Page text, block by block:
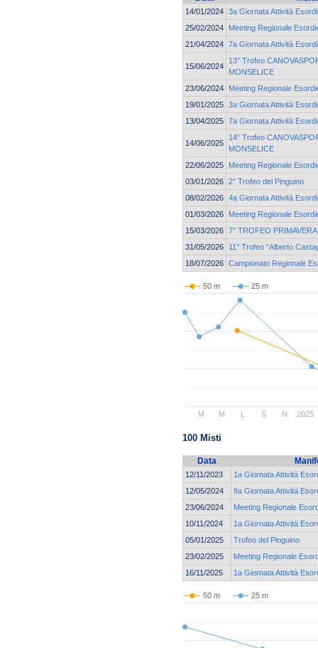
14/01/2024 3a Giornata Attività
25/02/2024
Meeting Regionale
21/04/2024 7a Giornata Attività
15/06/2024
13° Trofeo
MONSELICE
23/06/2024
Meeting Regionale
19/01/2025 3a Giornata Attività
13/04/2025 7a Giornata Attività
14/06/2025
14° Trofeo
MONSELICE
22/06/2025
Meeting Regionale
03/01/2026 2° Trofeo del Pinguino
08/02/2026 4a Giornata Attività
01/03/2026
Meeting Regionale
15/03/2026 7° TROFEO
31/05/2026
11° Trofeo “Alberto
18/07/2026 Campionato Regionale
50 m 25 m
2025
M M L S N
100 Misti
Data
12/11/2023
1a Giornata Attività
12/05/2024
8a Giornata Attività
23/06/2024
Meeting Regionale
10/11/2024
1a Giornata Attività
05/01/2025
Trofeo del Pinguino
23/02/2025
Meeting Regionale
16/11/2025
1a Giornata Attività
50 m 25 m